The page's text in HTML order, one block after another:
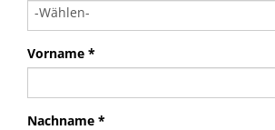
Vorname *
Nachname *